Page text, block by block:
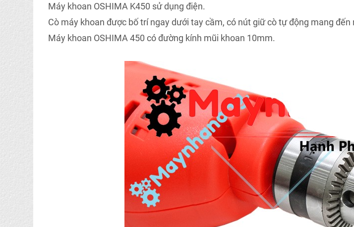
Máy khoan OSHIMA K450 sử dụng điện.
Cò máy khoan được bố trí ngay dưới tay cầm, có nút giữ cò tự động mang đến
Máy khoan OSHIMA 450 có đường kính mũi khoan 10mm.